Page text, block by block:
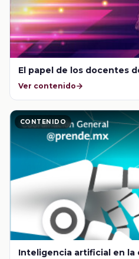
El papel de los docentes
Ver contenido
CONTENIDO
Inteligencia artificial en la